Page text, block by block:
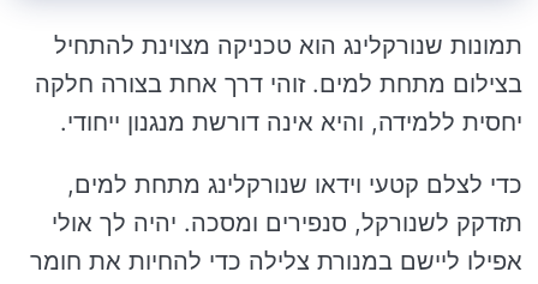
תמונות שנורקלינג הוא טכניקה מצוינת להתחיל
בצילום מתחת למים. זוהי דרך אחת בצורה חלקה
יחסית ללמידה, והיא אינה דורשת מנגנון ייחודי.
כדי לצלם קטעי וידאו שנורקלינג מתחת למים,
תזדקק לשנורקל, סנפירים ומסכה. יהיה לך אולי
אפילו ליישם במנורת צלילה כדי להחיות את חומר